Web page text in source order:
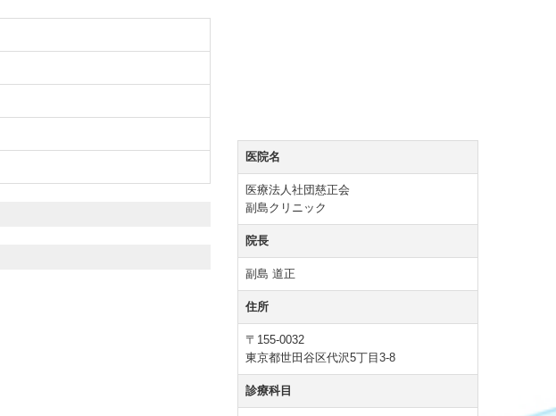
医院名
医療法人社団慈正会
副島クリニック
院長
副島 道正
住所
〒155-0032
東京都世田谷区代沢5丁目3-8
診療科目